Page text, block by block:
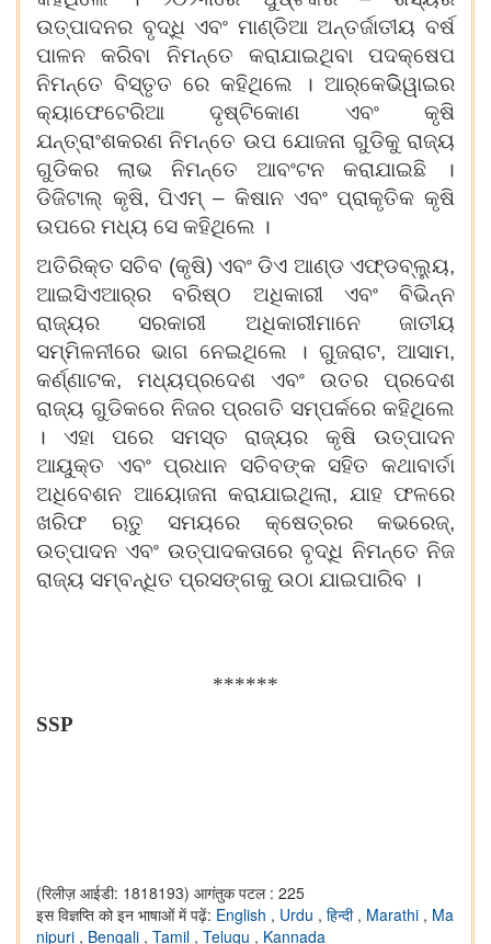
ଉତ୍ପାଦନର ବୃଦ୍ଧି ଏବଂ ମାଣ୍ଡିଆ ଅନ୍ତର୍ଜାତୀୟ ବର୍ଷ
ପାଳନ କରିବା ନିମନ୍ତେ କରାଯାଇଥିବା ପଦକ୍ଷେପ
ନିମନ୍ତେ ବିସ୍ତୃତ ରେ କହିଥିଲେ । ଆର୍‌କେଭିିୱାଇର
କ୍ୟାଫେଟେରିଆ ଦୃଷ୍ଟିକୋଣ ଏବଂ କୃଷି
ଯନ୍ତ୍ରାଂଶକରଣ ନିମନ୍ତେ ଉପ ଯୋଜନା ଗୁଡିକୁ ରାଜ୍ୟ
ଗୁଡିକର ଲାଭ ନିମନ୍ତେ ଆବଂଟନ କରାଯାଇଛି ।
ଡିଜିଟାଲ୍ କୃଷି, ପିଏମ୍ – କିଷାନ ଏବଂ ପ୍ରାକୃତିକ କୃଷି
ଉପରେ ମଧ୍ୟ ସେ କହିଥିଲେ ।
ଅତିରିକ୍ତ ସଚିବ (କୃଷି) ଏବଂ ଡିଏ ଆଣ୍ଡ ଏଫ୍‌ଡବ୍ଲ୍ୟୁ,
ଆଇସିଏଆର୍‌ର ବରିଷ୍ଠ ଅଧିକାରୀ ଏବଂ ବିଭିନ୍ନ
ରାଜ୍ୟର ସରକାରୀ ଅଧିକାରୀମାନେ ଜାତୀୟ
ସମ୍ମିଳନୀରେ ଭାଗ ନେଇଥିଲେ । ଗୁଜରାଟ, ଆସାମ,
କର୍ଣ୍ଣାଟକ, ମଧ୍ୟପ୍ରଦେଶ ଏବଂ ଉତର ପ୍ରଦେଶ
ରାଜ୍ୟ ଗୁଡିକରେ ନିଜର ପ୍ରଗତି ସମ୍ପର୍କରେ କହିଥିଲେ
। ଏହା ପରେ ସମସ୍ତ ରାଜ୍ୟର କୃଷି ଉତ୍ପାଦନ
ଆୟୁକ୍ତ ଏବଂ ପ୍ରଧାନ ସଚିବଙ୍କ ସହିତ କଥାବାର୍ତା
ଅଧିବେଶନ ଆୟୋଜନା କରାଯାଇଥିଲା, ଯାହ ଫଳରେ
ଖରିଫ ଋତୁ ସମୟରେ କ୍ଷେତ୍ରର କଭରେଜ୍‌,
ଉତ୍ପାଦନ ଏବଂ ଉତ୍ପାଦକତାରେ ବୃଦ୍ଧି ନିମନ୍ତେ ନିଜ
ରାଜ୍ୟ ସମ୍ବନ୍ଧିତ ପ୍ରସଙ୍ଗକୁ ଉଠା ଯାଇପାରିବ ।
******
SSP
(रिलीज़ आईडी: 1818193) आगंतुक पटल : 225
इस विज्ञप्ति को इन भाषाओं में पढ़ें: English , Urdu , हिन्दी , Marathi , Ma
nipuri , Bengali , Tamil , Telugu , Kannada